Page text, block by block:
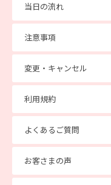
当日の流れ
注意事項
変更・キャンセル
利用規約
よくあるご質問
お客さまの声